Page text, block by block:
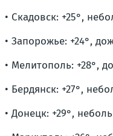
• Скадовск: +25°,
• Запорожье: +24°,
• Мелитополь: +28°,
• Бердянск: +27°,
• Донецк: +29°,